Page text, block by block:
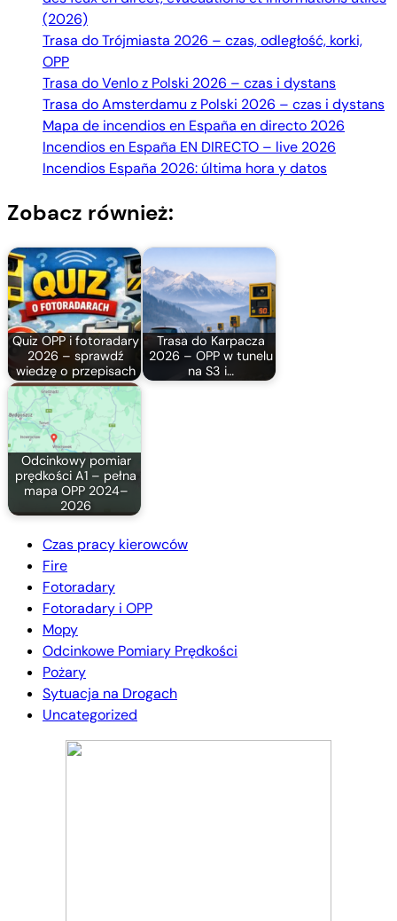
(2026)
Trasa do Trójmiasta 2026 – czas, odległość, korki,
OPP
Trasa do Venlo z Polski 2026 – czas i dystans
Trasa do Amsterdamu z Polski 2026 – czas i dystans
Mapa de incendios en España en directo 2026
Incendios en España EN DIRECTO – live 2026
Incendios España 2026: última hora y datos
Zobacz również:
Quiz OPP i fotoradary
2026 – sprawdź
wiedzę o przepisach
Trasa do Karpacza
2026 – OPP w tunelu
na S3 i…
Odcinkowy pomiar
prędkości A1 – pełna
mapa OPP 2024–
2026
Czas pracy kierowców
Fire
Fotoradary
Fotoradary i OPP
Mopy
Odcinkowe Pomiary Prędkości
Pożary
Sytuacja na Drogach
Uncategorized